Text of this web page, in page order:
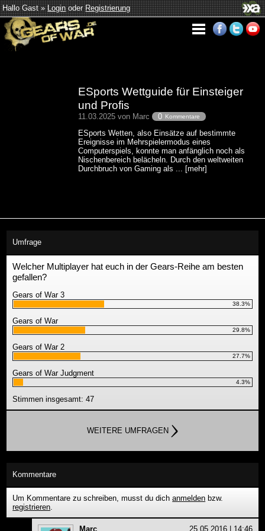
Hallo Gast »LoginoderRegistrierung
ESports Wettguide für Einsteiger
und Profis
11.03.2025 von Marc 0 Kommentare
ESports Wetten, also Einsätze auf bestimmte
Ereignisse im Mehrspielermodus eines
Computerspiels, konnte man anfänglich noch als
Nischenbereich belächeln. Durch den weltweiten
Durchbruch von Gaming als ... [mehr]
Umfrage
Welcher Multiplayer hat euch in der Gears-Reihe am besten
gefallen?
Gears of War 3
38.3%
Gears of War
29.8%
Gears of War 2
27.7%
Gears of War Judgment
4.3%
Stimmen insgesamt: 47
WEITERE UMFRAGEN
Kommentare
Um Kommentare zu schreiben, musst du dichanmelden bzw.
registrieren
Marc 25.05.2016 | 14:46